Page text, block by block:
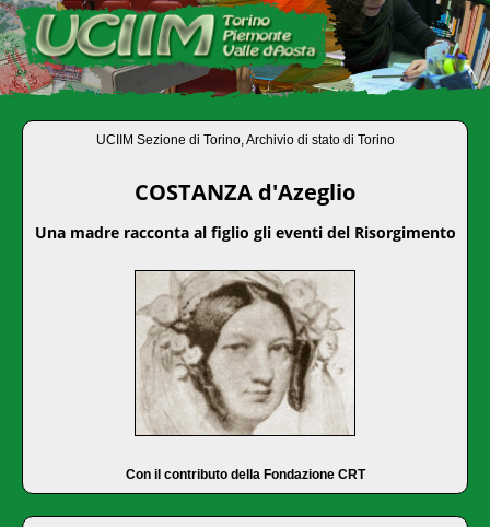
UCIIM Sezione di Torino, Archivio di stato di Torino
COSTANZA d'Azeglio
Una madre racconta al figlio gli eventi del Risorgimento
Con il contributo della Fondazione CRT